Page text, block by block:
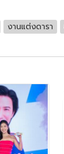
งานแต่งดารา